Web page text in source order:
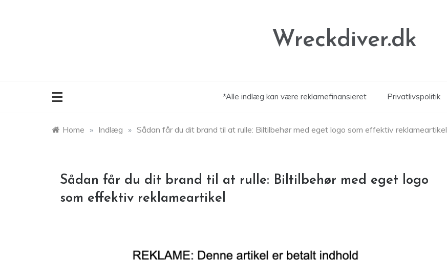
Wreckdiver.dk
*Alle indlæg kan være reklamefinansieret Privatlivspolitik
Home » Indlæg » Sådan får du dit brand til at rulle: Biltilbehør med eget logo som effektiv reklameartikel
Sådan får du dit brand til at rulle: Biltilbehør med eget logo
som effektiv reklameartikel